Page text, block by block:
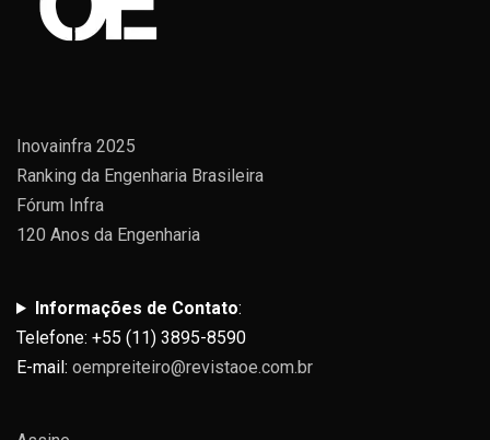
Inovainfra 2025
Ranking da Engenharia Brasileira
Fórum Infra
120 Anos da Engenharia
Informações de Contato:
Telefone: +55 (11) 3895-8590
E-mail: oempreiteiro@revistaoe.com.br